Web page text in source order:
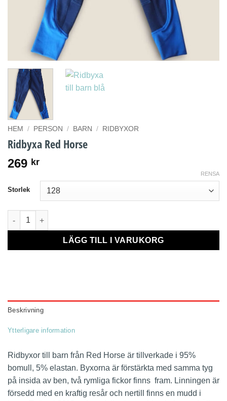
HEM / PERSON / BARN / RIDBYXOR
Ridbyxa Red Horse
269 kr
Storlek
RENSA
Ridbyxa Red Horse mängd
LÄGG TILL I VARUKORG
Beskrivning
Ytterligare information
Ridbyxor till barn från Red Horse är tillverkade i 95%
bomull, 5% elastan. Byxorna är förstärkta med samma tyg
på insida av ben, två rymliga fickor finns fram. Linningen är
försedd med en kraftig resår och nertill finns en mudd i